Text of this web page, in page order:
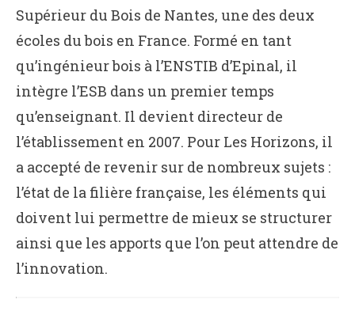
Supérieur du Bois de Nantes, une des deux
écoles du bois en France. Formé en tant
qu’ingénieur bois à l’ENSTIB d’Epinal, il
intègre l’ESB dans un premier temps
qu’enseignant. Il devient directeur de
l’établissement en 2007. Pour Les Horizons, il
a accepté de revenir sur de nombreux sujets :
l’état de la filière française, les éléments qui
doivent lui permettre de mieux se structurer
ainsi que les apports que l’on peut attendre de
l’innovation.